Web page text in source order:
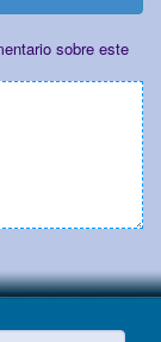
sobre este